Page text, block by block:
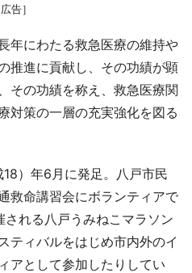
広告］
年にわたる救急医療の維持や
推進に貢献し、その功績が顕
その功績を称え、救急医療関
対策の一層の充実強化を図る
）年6月に発足。八戸市民
救命講習会にボランティアで
れる八戸うみねこマラソン
ティバルをはじめ市内外のイ
アとして参加したりしてい